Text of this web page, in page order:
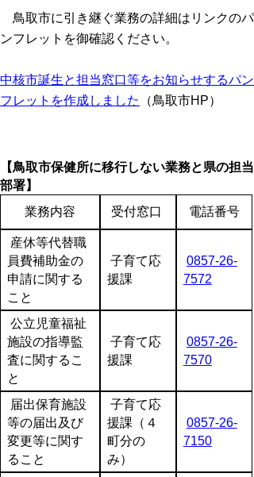
鳥取市に引き継ぐ業務の詳細はリンクのパ
ンフレットを御確認ください。
中核市誕生と担当窓口等をお知らせするパン
フレットを作成しました
（鳥取市HP）
【鳥取市保健所に移行しない業務と県の担当
部署】
業務内容
受付窓口 電話番号
産休等代替職
員費補助金の
申請に関する
こと
子育て応
援課
0857-26-
7572
公立児童福祉
施設の指導監
査に関するこ
と
子育て応
援課
0857-26-
7570
届出保育施設
等の届出及び
変更等に関す
ること
子育て応
援課（４
町分の
み）
0857-26-
7150